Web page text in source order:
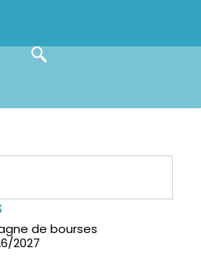
de bourses
2027